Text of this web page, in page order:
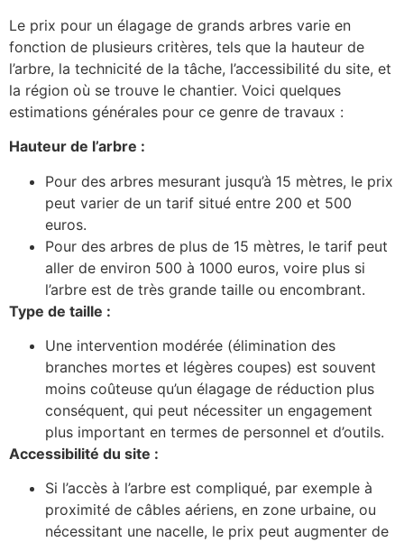
Le prix pour un élagage de grands arbres varie en
fonction de plusieurs critères, tels que la hauteur de
l’arbre, la technicité de la tâche, l’accessibilité du site, et
la région où se trouve le chantier. Voici quelques
estimations générales pour ce genre de travaux :
Hauteur de l’arbre :
Pour des arbres mesurant jusqu’à 15 mètres, le prix
peut varier de un tarif situé entre 200 et 500
euros.
Pour des arbres de plus de 15 mètres, le tarif peut
aller de environ 500 à 1000 euros, voire plus si
l’arbre est de très grande taille ou encombrant.
Type de taille :
Une intervention modérée (élimination des
branches mortes et légères coupes) est souvent
moins coûteuse qu’un élagage de réduction plus
conséquent, qui peut nécessiter un engagement
plus important en termes de personnel et d’outils.
Accessibilité du site :
Si l’accès à l’arbre est compliqué, par exemple à
proximité de câbles aériens, en zone urbaine, ou
nécessitant une nacelle, le prix peut augmenter de